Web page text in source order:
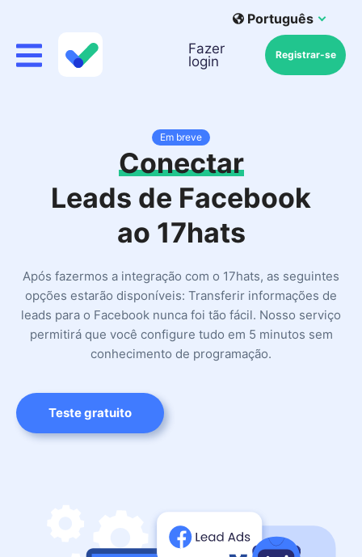
Português
Fazer
login
Registrar-se
Em breve
Conectar
Leads de Facebook
ao 17hats
Após fazermos a integração com o 17hats, as seguintes
opções estarão disponíveis: Transferir informações de
leads para o Facebook nunca foi tão fácil. Nosso serviço
permitirá que você configure tudo em 5 minutos sem
conhecimento de programação.
Teste gratuito